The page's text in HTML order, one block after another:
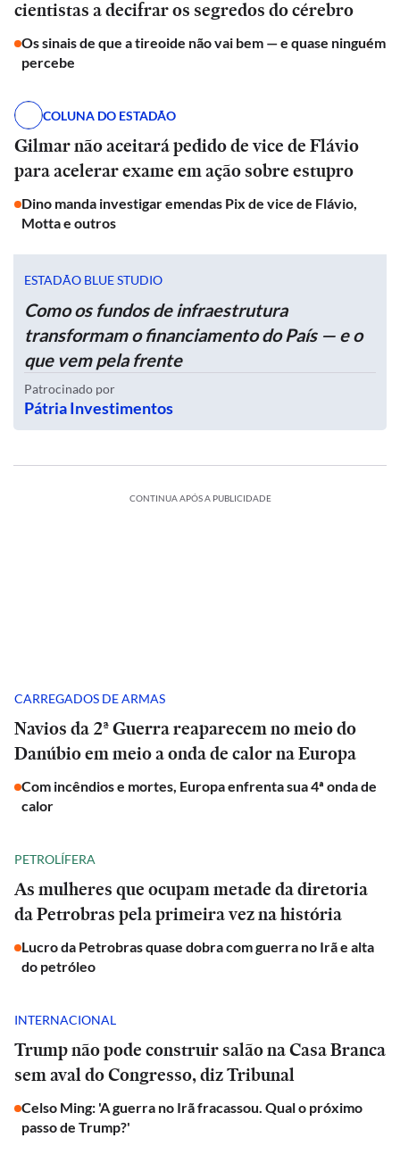
cientistas a decifrar os segredos do cérebro
Os sinais de que a tireoide não vai bem — e quase ninguém
percebe
COLUNA DO ESTADÃO
Gilmar não aceitará pedido de vice de Flávio
para acelerar exame em ação sobre estupro
Dino manda investigar emendas Pix de vice de Flávio,
Motta e outros
ESTADÃO BLUE STUDIO
Como os fundos de infraestrutura
transformam o financiamento do País — e o
que vem pela frente
Patrocinado por
Pátria Investimentos
CONTINUA APÓS A PUBLICIDADE
CARREGADOS DE ARMAS
Navios da 2ª Guerra reaparecem no meio do
Danúbio em meio a onda de calor na Europa
Com incêndios e mortes, Europa enfrenta sua 4ª onda de
calor
PETROLÍFERA
As mulheres que ocupam metade da diretoria
da Petrobras pela primeira vez na história
Lucro da Petrobras quase dobra com guerra no Irã e alta
do petróleo
INTERNACIONAL
Trump não pode construir salão na Casa Branca
sem aval do Congresso, diz Tribunal
Celso Ming: 'A guerra no Irã fracassou. Qual o próximo
passo de Trump?'